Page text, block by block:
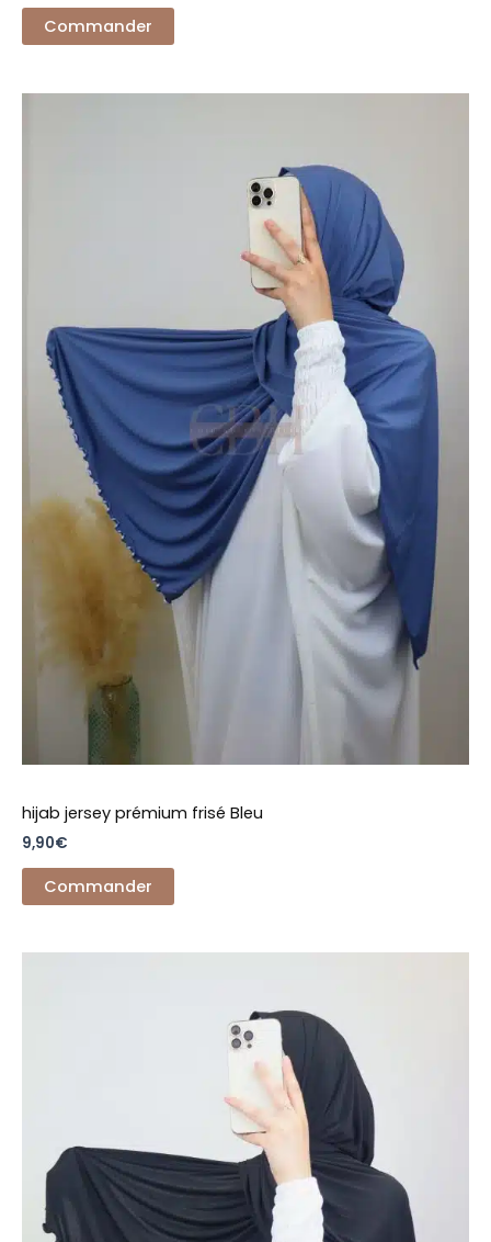
Commander
hijab jersey prémium frisé Bleu
9,90€
Commander